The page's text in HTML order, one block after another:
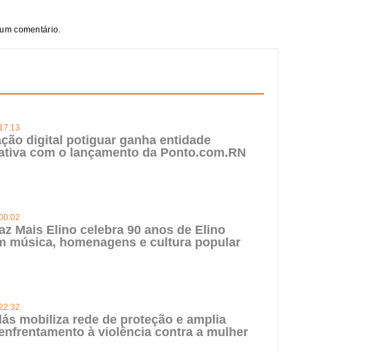
comentário.
digital potiguar ganha entidade
com o lançamento da Ponto.com.RN
Mais Elino celebra 90 anos de Elino
música, homenagens e cultura popular
mobiliza rede de proteção e amplia
à violência contra a mulher